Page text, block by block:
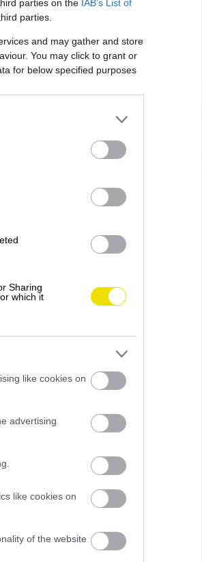
parties on the IAB’s List of
parties.
and may gather and store
You may click to grant or
for below specified purposes
Sharing
which it
like cookies on
advertising
like cookies on
of the website
kde dnes
ktoré sa
k najväčším
od radnice,
Tatry bez
podľa
minimum
Oficiálne čísla
hoci na
horské…